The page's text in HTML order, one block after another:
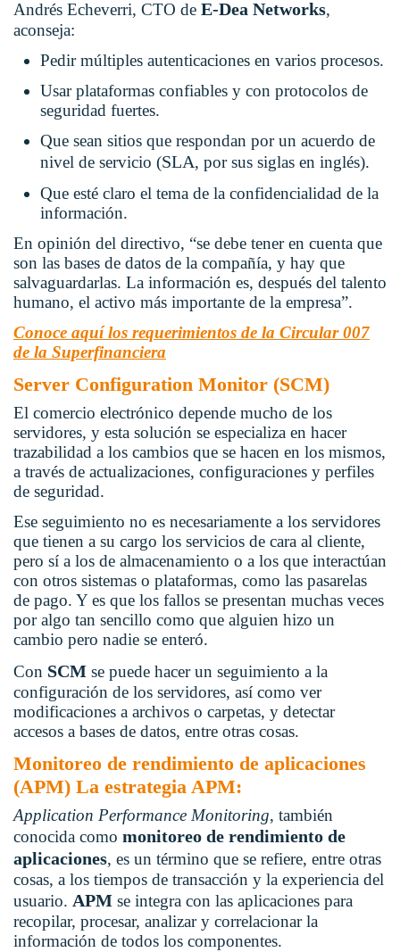
Andrés Echeverri, CTO de E-Dea Networks,
aconseja:
Pedir múltiples autenticaciones en varios procesos.
Usar plataformas confiables y con protocolos de
seguridad fuertes.
Que sean sitios que respondan por un acuerdo de
nivel de servicio (SLA, por sus siglas en inglés).
Que esté claro el tema de la confidencialidad de la
información.
En opinión del directivo, “se debe tener en cuenta que
son las bases de datos de la compañía, y hay que
salvaguardarlas. La información es, después del talento
humano, el activo más importante de la empresa”.
Conoce aquí los requerimientos de la Circular 007
de la Superfinanciera
Server Configuration Monitor (SCM)
El comercio electrónico depende mucho de los
servidores, y esta solución se especializa en hacer
trazabilidad a los cambios que se hacen en los mismos,
a través de actualizaciones, configuraciones y perfiles
de seguridad.
Ese seguimiento no es necesariamente a los servidores
que tienen a su cargo los servicios de cara al cliente,
pero sí a los de almacenamiento o a los que interactúan
con otros sistemas o plataformas, como las pasarelas
de pago. Y es que los fallos se presentan muchas veces
por algo tan sencillo como que alguien hizo un
cambio pero nadie se enteró.
Con SCM se puede hacer un seguimiento a la
configuración de los servidores, así como ver
modificaciones a archivos o carpetas, y detectar
accesos a bases de datos, entre otras cosas.
Monitoreo de rendimiento de aplicaciones
(APM) La estrategia APM:
Application Performance Monitoring, también
conocida como monitoreo de rendimiento de
aplicaciones, es un término que se refiere, entre otras
cosas, a los tiempos de transacción y la experiencia del
usuario. APM se integra con las aplicaciones para
recopilar, procesar, analizar y correlacionar la
información de todos los componentes.